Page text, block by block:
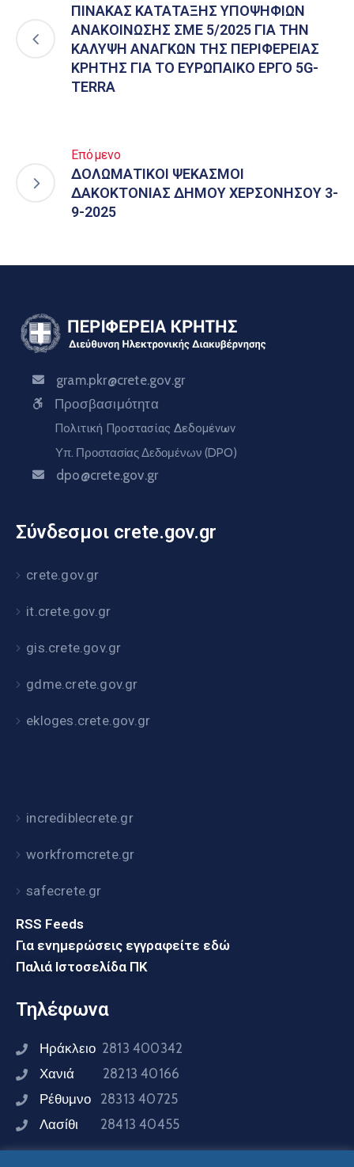
ΠΙΝΑΚΑΣ ΚΑΤΑΤΑΞΗΣ ΥΠΟΨΗΦΙΩΝ
ΑΝΑΚΟΙΝΩΣΗΣ ΣΜΕ 5/2025 ΓΙΑ ΤΗΝ
ΚΑΛΥΨΗ ΑΝΑΓΚΩΝ ΤΗΣ ΠΕΡΙΦΕΡΕΙΑΣ
ΚΡΗΤΗΣ ΓΙΑ ΤΟ ΕΥΡΩΠΑΙΚΟ ΕΡΓΟ 5G-
TERRA
Επόμενο
ΔΟΛΩΜΑΤΙΚΟΙ ΨΕΚΑΣΜΟΙ
ΔΑΚΟΚΤΟΝΙΑΣ ΔΗΜΟΥ ΧΕΡΣΟΝΗΣΟΥ 3-
9-2025
gram.pkr@crete.gov.gr
Προσβασιμότητα
Πολιτική Προστασίας Δεδομένων
Υπ. Προστασίας Δεδομένων (DPO)
dpo@crete.gov.gr
Σύνδεσμοι crete.gov.gr
crete.gov.gr
it.crete.gov.gr
gis.crete.gov.gr
gdme.crete.gov.gr
ekloges.crete.gov.gr
incrediblecrete.gr
workfromcrete.gr
safecrete.gr
RSS Feeds
Για ενημερώσεις εγγραφείτε εδώ
Παλιά Ιστοσελίδα ΠΚ
Τηλέφωνα
Ηράκλειο 2813 400342
Χανιά 28213 40166
Ρέθυμνο 28313 40725
Λασίθι 28413 40455